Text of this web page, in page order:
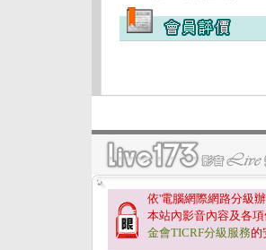
依'電腦網際網路分級
本站內影音內容及各
金會TICRF分級服務的